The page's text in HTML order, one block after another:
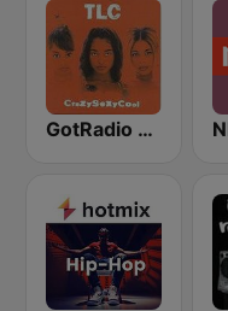
GotRadio - Throwback Jamz